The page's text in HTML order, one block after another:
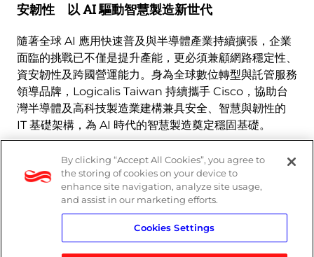
安韌性 以 AI 驅動智慧製造新世代
隨著全球 AI 應用快速普及與半導體產業持續擴張，企業
面臨的挑戰已不僅是提升產能，更必須兼顧網路穩定性、
資安韌性及跨國營運能力。身為全球數位轉型與託管服務
領導品牌，Logicalis Taiwan 持續攜手 Cisco，協助台
灣半導體及高科技製造業建構兼具安全、智慧與韌性的
IT 基礎架構，為 AI 時代的智慧製造奠定穩固基礎。
瞭解更多資訊
隱私權政策
By clicking “Accept All Cookies”, you agree to
the storing of cookies on your device to
enhance site navigation, analyze site usage,
and assist in our marketing efforts.
Cookies Settings